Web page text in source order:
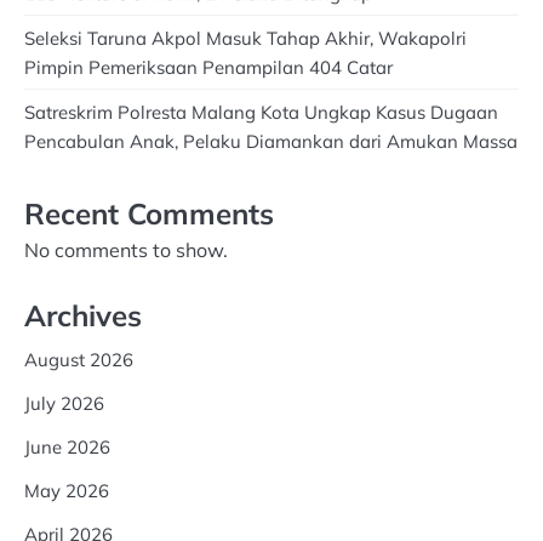
Seleksi Taruna Akpol Masuk Tahap Akhir, Wakapolri
Pimpin Pemeriksaan Penampilan 404 Catar
Satreskrim Polresta Malang Kota Ungkap Kasus Dugaan
Pencabulan Anak, Pelaku Diamankan dari Amukan Massa
Recent Comments
No comments to show.
Archives
August 2026
July 2026
June 2026
May 2026
April 2026